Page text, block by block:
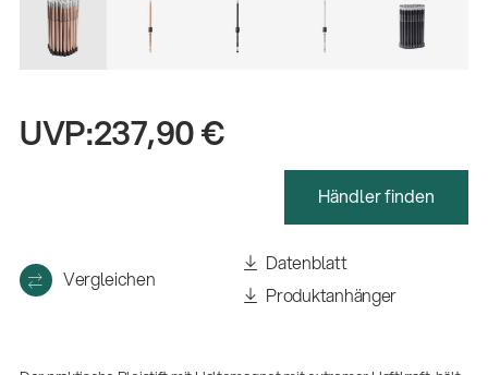
Ausbildung | freie Ausbildungsstellen
Gesamtkatalog 2026
UVP:237,90 €
Händler finden
Vergleichen
Datenblatt
Produktanhänger